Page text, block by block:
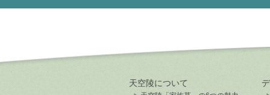
天空陵について